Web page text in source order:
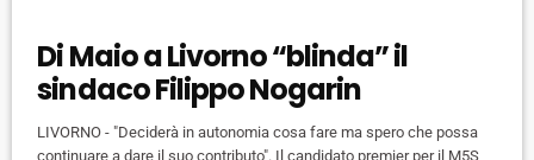
Di Maio a Livorno “blinda” il
sindaco Filippo Nogarin
LIVORNO - "Deciderà in autonomia cosa fare ma spero che possa
continuare a dare il suo contributo". Il candidato premier per il M5S